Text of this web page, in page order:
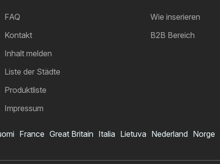
FAQ
Kontakt
Inhalt melden
Liste der Städte
Produktliste
Impressum
Wie inserieren
B2B Bereich
France Great Britain Italia Lietuva Nederland Norge